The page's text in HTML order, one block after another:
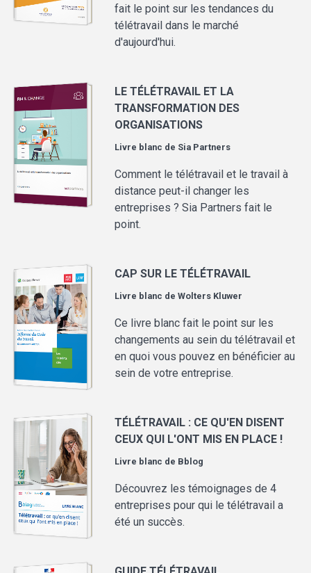
fait le point sur les tendances du
télétravail dans le marché
d'aujourd'hui.
LE TÉLÉTRAVAIL ET LA
TRANSFORMATION DES
ORGANISATIONS
Livre blanc de Sia Partners
Comment le télétravail et le travail à
distance peut-il changer les
entreprises ? Sia Partners fait le
point.
CAP SUR LE TÉLÉTRAVAIL
Livre blanc deWolters Kluwer
Ce livre blanc fait le point sur les
changements au sein du télétravail et
en quoi vous pouvez en bénéficier au
sein de votre entreprise.
TÉLÉTRAVAIL : CE QU'EN DISENT
CEUX QUI L'ONT MIS EN PLACE !
Livre blanc de Bblog
Découvrez les témoignages de 4
entreprises pour qui le télétravail a
été un succès.